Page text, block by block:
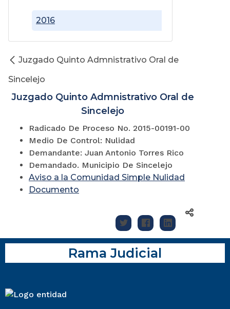
2016
Juzgado Quinto Admnistrativo Oral de
Sincelejo
Juzgado Quinto Admnistrativo Oral de
Sincelejo
Radicado De Proceso No. 2015-00191-00
Medio De Control: Nulidad
Demandante: Juan Antonio Torres Rico
Demandado. Municipio De Sincelejo
Aviso a la Comunidad Simple Nulidad
Documento
Rama Judicial